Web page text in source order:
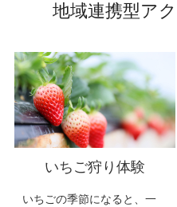
地域連携型ア
いちご狩り体験
いちごの季節になると、一